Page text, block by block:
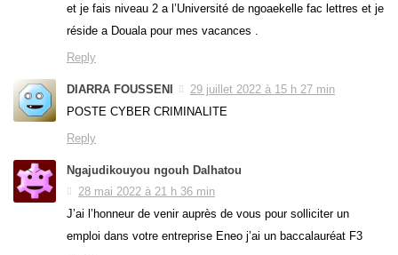
et je fais niveau 2 a l’Université de ngoaekelle fac lettres et je
réside a Douala pour mes vacances .
Reply
DIARRA FOUSSENI
29 juillet 2022 à 15 h 27 min
POSTE CYBER CRIMINALITE
Reply
Ngajudikouyou ngouh Dalhatou
28 mai 2022 à 21 h 36 min
J’ai l’honneur de venir auprès de vous pour solliciter un
emploi dans votre entreprise Eneo j’ai un baccalauréat F3